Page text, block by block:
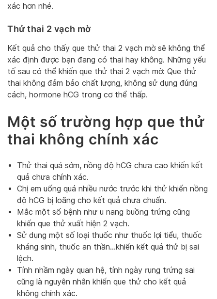
xác hơn nhé.
Thử thai 2 vạch mờ
Kết quả cho thấy que thử thai 2 vạch mờ sẽ không thể
xác định được bạn đang có thai hay không. Những yếu
tố sau có thể khiến que thử thai 2 vạch mờ: Que thử
thai không đảm bảo chất lượng, không sử dụng đúng
cách, hormone hCG trong cơ thể thấp.
Một số trường hợp que thử
thai không chính xác
Thử thai quá sớm, nồng độ hCG chưa cao khiến kết
quả chưa chính xác.
Chị em uống quá nhiều nước trước khi thử khiến nồng
độ hCG bị loãng cho kết quả chưa chuẩn.
Mắc một số bệnh như u nang buồng trứng cũng
khiến que thử xuất hiện 2 vạch.
Sử dụng một số loại thuốc như thuốc lợi tiểu, thuốc
kháng sinh, thuốc an thần…khiến kết quả thử bị sai
lệch.
Tính nhầm ngày quan hệ, tính ngày rụng trứng sai
cũng là nguyên nhân khiến que thử cho kết quả
không chính xác.